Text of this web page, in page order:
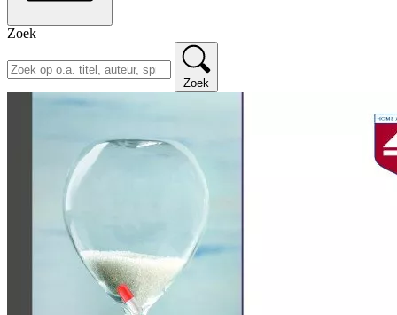
Zoek
Zoek